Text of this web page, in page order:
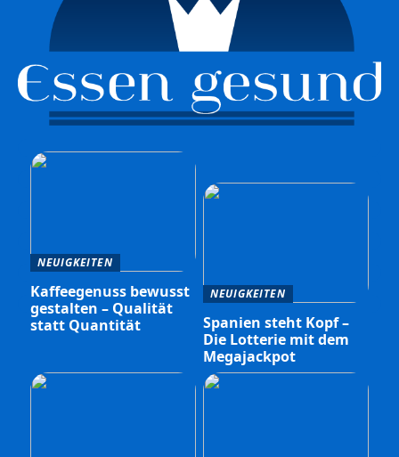
NEUIGKEITEN
Kaffeegenuss bewusst
gestalten – Qualität
statt Quantität
NEUIGKEITEN
Spanien steht Kopf –
Die Lotterie mit dem
Megajackpot